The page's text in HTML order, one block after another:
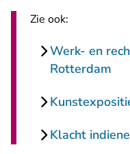
Zie ook:
Werk- en
Rotterdam
Klacht